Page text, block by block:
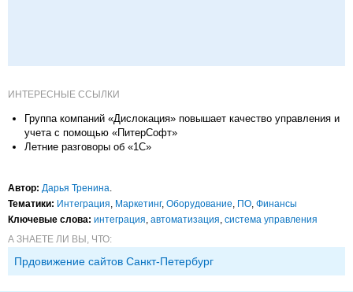
ИНТЕРЕСНЫЕ ССЫЛКИ
Группа компаний «Дислокация» повышает качество управления и
учета с помощью «ПитерСофт»
Летние разговоры об «1С»
Автор: Дарья Тренина
Тематики: Интеграция Маркетинг, Оборудование ПО Финансы
Ключевые слова: интеграция автоматизация система управления
А ЗНАЕТЕ ЛИ ВЫ, ЧТО:
Прдовижение сайтов Санкт-Петербург